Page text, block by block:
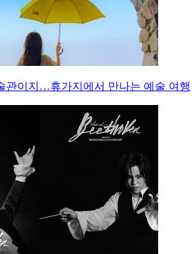
관이지…휴가지에서 만나는 예술 여행